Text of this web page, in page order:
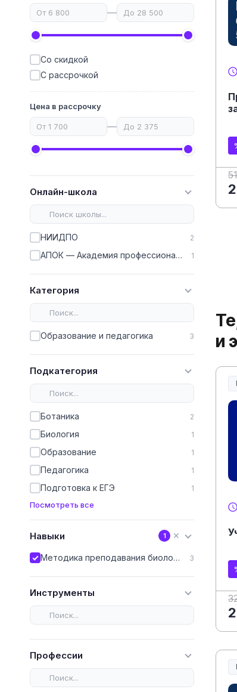
—
Со скидкой
С рассрочкой
Цена в рассрочку
—
Онлайн-школа
НИИДПО 2
АПОК — Академия профессионального образования кадров 1
Категория
Образование и педагогика 3
Подкатегория
Ботаника 2
Биология 1
Образование 1
Педагогика 1
Подготовка к ЕГЭ 1
Посмотреть все
Навыки 1 ✕
Методика преподавания биологии 3
Инструменты
Профессии
и